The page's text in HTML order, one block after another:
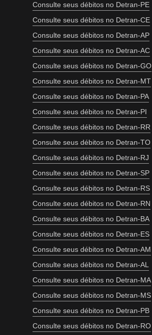
Consulte seus débitos no Detran-PE
Consulte seus débitos no Detran-CE
Consulte seus débitos no Detran-AP
Consulte seus débitos no Detran-AC
Consulte seus débitos no Detran-GO
Consulte seus débitos no Detran-MT
Consulte seus débitos no Detran-PA
Consulte seus débitos no Detran-PI
Consulte seus débitos no Detran-RR
Consulte seus débitos no Detran-TO
Consulte seus débitos no Detran-RJ
Consulte seus débitos no Detran-SP
Consulte seus débitos no Detran-RS
Consulte seus débitos no Detran-RN
Consulte seus débitos no Detran-BA
Consulte seus débitos no Detran-ES
Consulte seus débitos no Detran-AM
Consulte seus débitos no Detran-AL
Consulte seus débitos no Detran-MA
Consulte seus débitos no Detran-MS
Consulte seus débitos no Detran-PB
Consulte seus débitos no Detran-RO